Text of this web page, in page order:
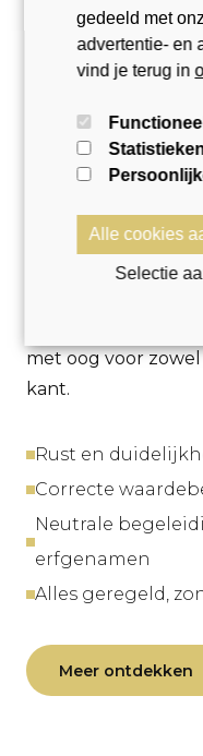
Overlijden
Een woning
meer dan een
met oog voor
kant.
Rust en
Correcte
Neutrale
erfgenamen
Alles geregeld,
Meer ontdekken
gedeeld met
advertentie- en
vind je terug in
Functioneel
Alle cookies
Selectie